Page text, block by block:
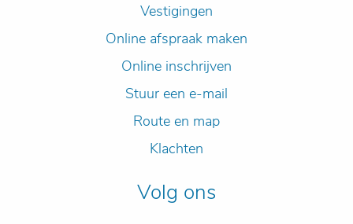
Vestigingen
Online afspraak maken
Online inschrijven
Stuur een e-mail
Route en map
Klachten
Volg ons